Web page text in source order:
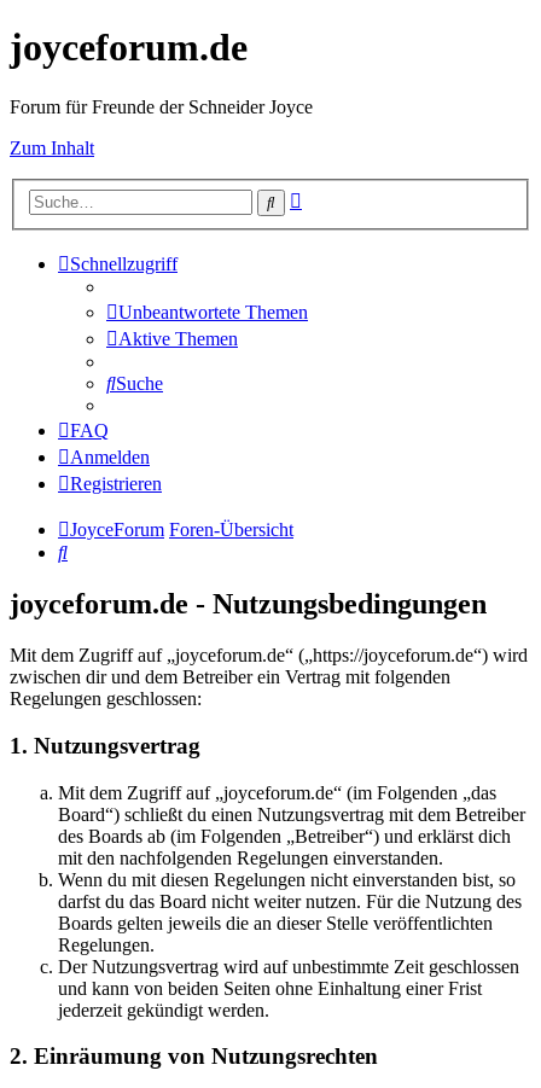
joyceforum.de
Forum für Freunde der Schneider Joyce
Zum Inhalt
Suche
Schnellzugriff
Unbeantwortete Themen
Aktive Themen
Suche
FAQ
Anmelden
Registrieren
JoyceForum Foren-Übersicht
Suche
joyceforum.de - Nutzungsbedingungen
Mit dem Zugriff auf „joyceforum.de“ („https://joyceforum.de“) wird
zwischen dir und dem Betreiber ein Vertrag mit folgenden
Regelungen geschlossen:
1. Nutzungsvertrag
Mit dem Zugriff auf „joyceforum.de“ (im Folgenden „das
Board“) schließt du einen Nutzungsvertrag mit dem Betreiber
des Boards ab (im Folgenden „Betreiber“) und erklärst dich
mit den nachfolgenden Regelungen einverstanden.
Wenn du mit diesen Regelungen nicht einverstanden bist, so
darfst du das Board nicht weiter nutzen. Für die Nutzung des
Boards gelten jeweils die an dieser Stelle veröffentlichten
Regelungen.
Der Nutzungsvertrag wird auf unbestimmte Zeit geschlossen
und kann von beiden Seiten ohne Einhaltung einer Frist
jederzeit gekündigt werden.
2. Einräumung von Nutzungsrechten